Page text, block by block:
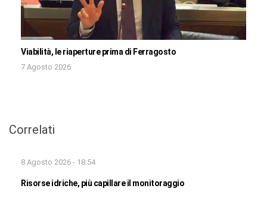
Viabilità, le riaperture prima di Ferragosto
7 Agosto 2026
Correlati
8 Agosto 2026 - 18:54
Risorse idriche, più capillare il monitoraggio